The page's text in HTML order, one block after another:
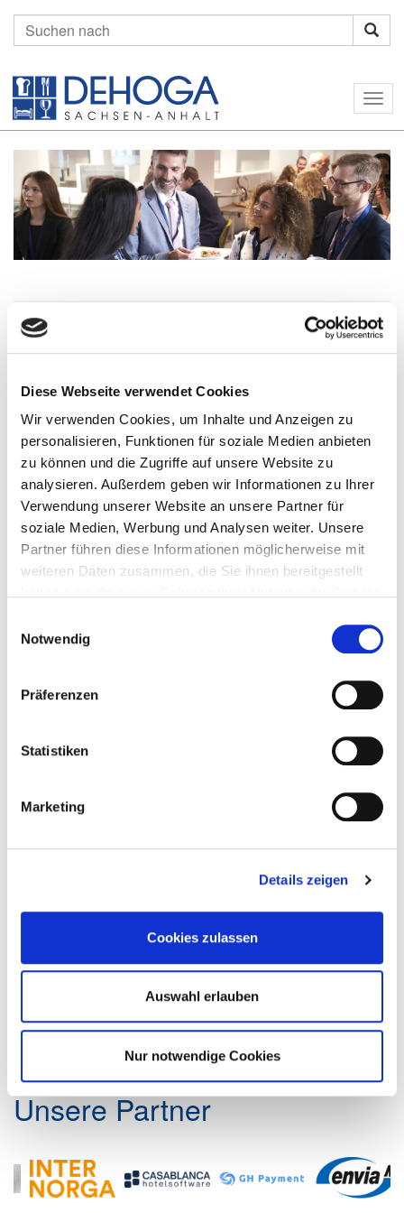
Diese Webseite verwendet Cookies
Wir verwenden Cookies, um Inhalte und Anzeigen zu
personalisieren, Funktionen für soziale Medien anbieten
zu können und die Zugriffe auf unsere Website zu
analysieren. Außerdem geben wir Informationen zu Ihrer
Verwendung unserer Website an unsere Partner für
soziale Medien, Werbung und Analysen weiter. Unsere
Partner führen diese Informationen möglicherweise mit
weiteren Daten zusammen, die Sie ihnen bereitgestellt
Notwendig
Präferenzen
Statistiken
Marketing
Details zeigen
Cookies zulassen
Auswahl erlauben
Nur notwendige Cookies
nach:
Home
Recht
Die Rechtsanwälte Dr. Latuske, Meyer&Kollege beraten die
Mitglieder der Dehoga in allen Arbeitsrechtsangelegenheiten und
vertreten die Dehoga-Mitglieder in den Arbeitsrechtsstreitigkeiten
vor Gericht. Für die Dehoga-Mitglieder entstehen bis zum
Abschluss der 1. Instanz nur die Fahrtkosten und das
Abwesenheitsgeld. Das Honorar zahlt der DEHOGA Verband.
E-Mail:dr.latuske.meyer.pp​[at]​t‑online.de
Unsere Partner